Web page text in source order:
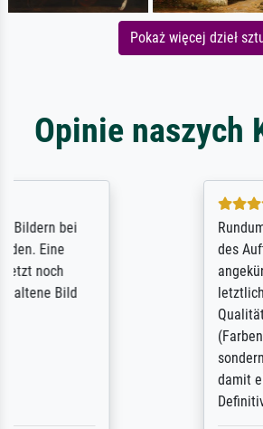
Pokaż więcej dzieł
Opinie naszych
Rundum positive Erfahrung.
des Auftrags hat eine Weile
angekündigte Lieferzeit wurde
letztlich sogar etwas
Qualität des Papiers und des
(Farben, Details usw.) ist nicht
sondern hervorragend. Selbst
damit ein Kunstwerk im